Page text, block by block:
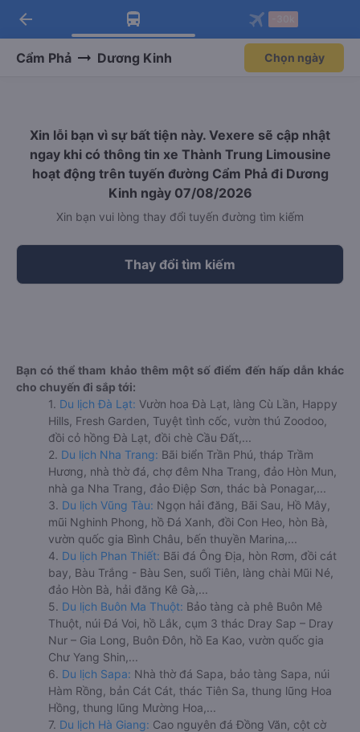
Tải app Vexere ngay!
Nhận ưu đãi thành viên độc
Mở app
Tải app Vexere
-30k/ghế khi đặt vé máy bay qua
Mở app
arrow_back
Cẩm Phả Dương Kinh Chọn ngày
Xin lỗi bạn vì sự bất tiện này. Vexere sẽ cập nhật
ngay khi có thông tin xe Thành Trung Limousine
hoạt động trên tuyến đường Cẩm Phả đi Dương
Kinh ngày 07/08/2026
Xin bạn vui lòng thay đổi tuyến đường tìm kiếm
Thay đổi tìm kiếm
Bạn có thể tham khảo thêm một số điểm đến hấp dẫn khác
cho chuyến đi sắp tới:
1. Du lịch Đà Lạt: Vườn hoa Đà Lạt, làng Cù Lần, Happy
Hills, Fresh Garden, Tuyệt tình cốc, vườn thú Zoodoo,
đồi cỏ hồng Đà Lạt, đồi chè Cầu Đất,...
2. Du lịch Nha Trang: Bãi biển Trần Phú, tháp Trầm
Hương, nhà thờ đá, chợ đêm Nha Trang, đảo Hòn Mun,
nhà ga Nha Trang, đảo Điệp Sơn, thác bà Ponagar,...
3. Du lịch Vũng Tàu: Ngọn hải đăng, Bãi Sau, Hồ Mây,
mũi Nghinh Phong, hồ Đá Xanh, đồi Con Heo, hòn Bà,
vườn quốc gia Bình Châu, bến thuyền Marina,...
4. Du lịch Phan Thiết: Bãi đá Ông Địa, hòn Rơm, đồi cát
bay, Bàu Trắng - Bàu Sen, suối Tiên, làng chài Mũi Né,
đảo Hòn Bà, hải đăng Kê Gà,...
5. Du lịch Buôn Ma Thuột: Bảo tàng cà phê Buôn Mê
Thuột, núi Đá Voi, hồ Lắk, cụm 3 thác Dray Sap – Dray
Nur – Gia Long, Buôn Đôn, hồ Ea Kao, vườn quốc gia
Chư Yang Shin,...
6. Du lịch Sapa: Nhà thờ đá Sapa, bảo tàng Sapa, núi
Hàm Rồng, bản Cát Cát, thác Tiên Sa, thung lũng Hoa
Hồng, thung lũng Mường Hoa,...
7. Du lịch Hà Giang: Cao nguyên đá Đồng Văn, cột cờ